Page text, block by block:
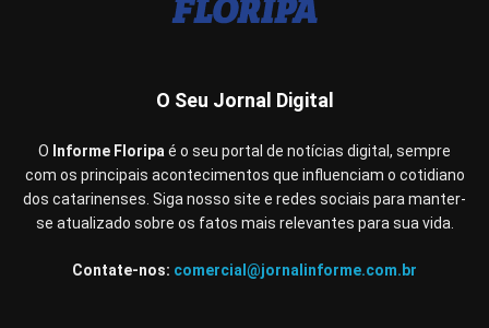
O Seu Jornal Digital
O Informe Floripaé o seu portal de notícias digital, sempre
com os principais acontecimentos que influenciam o cotidiano
dos catarinenses. Siga nosso site e redes sociais para manter-
se atualizado sobre os fatos mais relevantes para sua vida.
Contate-nos: comercial@jornalinforme.com.br